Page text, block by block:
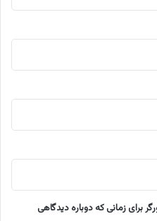
برای زمانی که دوباره دیدگاهی